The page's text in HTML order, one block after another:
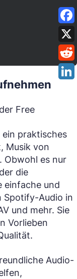
Free
ein praktisches
Musik von
Obwohl es nur
die
einfache und
Spotify-Audio in
und mehr. Sie
Vorlieben
Audio-